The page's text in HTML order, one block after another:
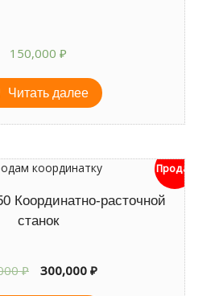
150,000₽
Читать далее
Продан
Координатно-расточной
станок
₽
Первоначальная
300,000 ₽